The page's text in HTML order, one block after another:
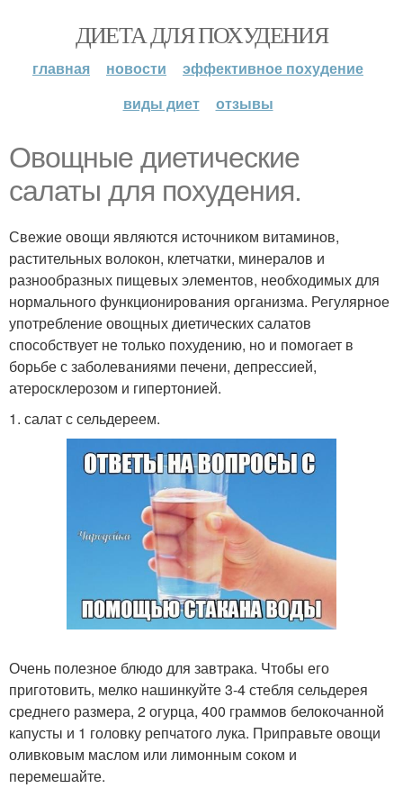
ДИЕТА ДЛЯ ПОХУДЕНИЯ
главная новости
эффективное похудение
виды диет
отзывы
Овощные диетические
салаты для похудения.
Свежие овощи являются источником витаминов,
растительных волокон, клетчатки, минералов и
разнообразных пищевых элементов, необходимых для
нормального функционирования организма. Регулярное
употребление овощных диетических салатов
способствует не только похудению, но и помогает в
борьбе с заболеваниями печени, депрессией,
атеросклерозом и гипертонией.
1. салат с сельдереем.
Очень полезное блюдо для завтрака. Чтобы его
приготовить, мелко нашинкуйте 3-4 стебля сельдерея
среднего размера, 2 огурца, 400 граммов белокочанной
капусты и 1 головку репчатого лука. Приправьте овощи
оливковым маслом или лимонным соком и
перемешайте.